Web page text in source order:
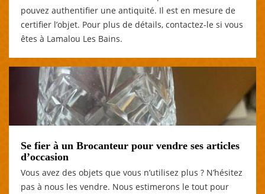
pouvez authentifier une antiquité. Il est en mesure de
certifier l’objet. Pour plus de détails, contactez-le si vous
êtes à Lamalou Les Bains.
Se fier à un Brocanteur pour vendre ses articles
d’occasion
Vous avez des objets que vous n’utilisez plus ? N’hésitez
pas à nous les vendre. Nous estimerons le tout pour